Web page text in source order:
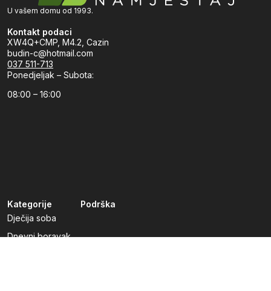
U vašem domu od 1993.
Kontakt podaci
XW4Q+CMP, M4.2, Cazin
budin-c@hotmail.com
037 511-713
Ponedjeljak – Subota:
08:00 – 16:00
Kategorije
Dječija soba
Dnevni boravak
Podrška